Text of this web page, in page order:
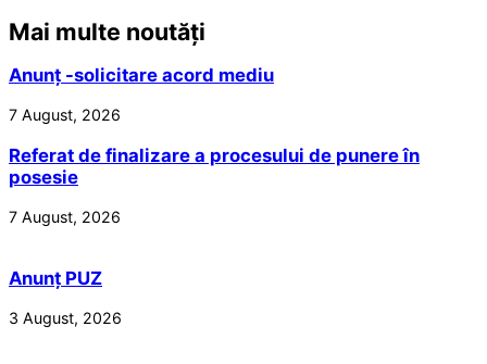
Mai multe noutăți
Anunț -solicitare acord mediu
7 August, 2026
Referat de finalizare a procesului de punere în
posesie
7 August, 2026
Anunț PUZ
3 August, 2026